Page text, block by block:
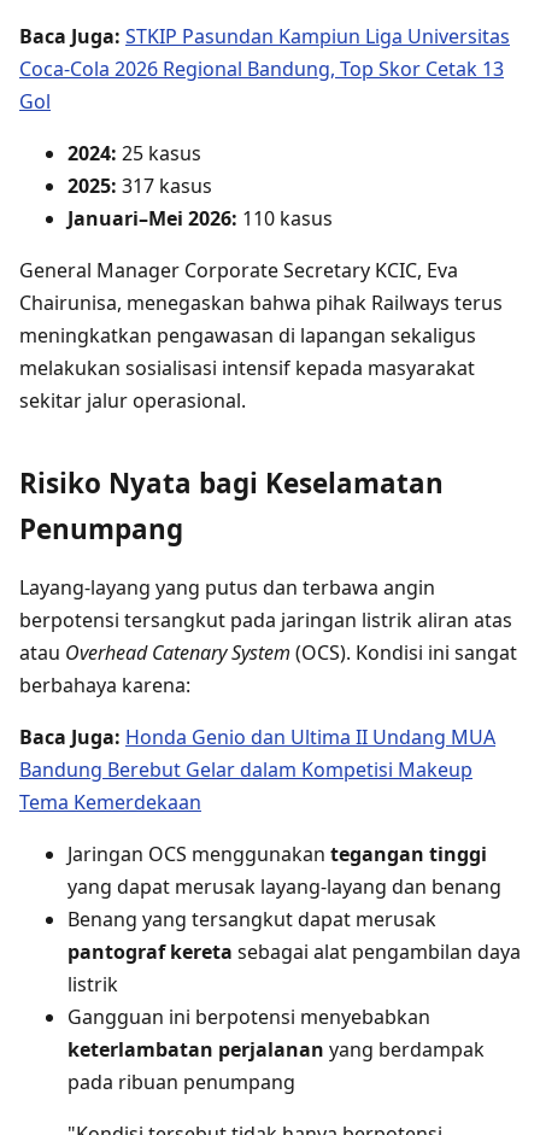
Baca Juga: STKIP Pasundan Kampiun Liga Universitas
Coca-Cola 2026 Regional Bandung, Top Skor Cetak 13
Gol
2024: 25 kasus
2025: 317 kasus
Januari–Mei 2026: 110 kasus
General Manager Corporate Secretary KCIC, Eva
Chairunisa, menegaskan bahwa pihak Railways terus
meningkatkan pengawasan di lapangan sekaligus
melakukan sosialisasi intensif kepada masyarakat
sekitar jalur operasional.
Risiko Nyata bagi Keselamatan
Penumpang
Layang-layang yang putus dan terbawa angin
berpotensi tersangkut pada jaringan listrik aliran atas
atau Overhead Catenary System (OCS). Kondisi ini sangat
berbahaya karena:
Baca Juga: Honda Genio dan Ultima II Undang MUA
Bandung Berebut Gelar dalam Kompetisi Makeup
Tema Kemerdekaan
Jaringan OCS menggunakan tegangan tinggi
yang dapat merusak layang-layang dan benang
Benang yang tersangkut dapat merusak
pantograf kereta sebagai alat pengambilan daya
listrik
Gangguan ini berpotensi menyebabkan
keterlambatan perjalanan yang berdampak
pada ribuan penumpang